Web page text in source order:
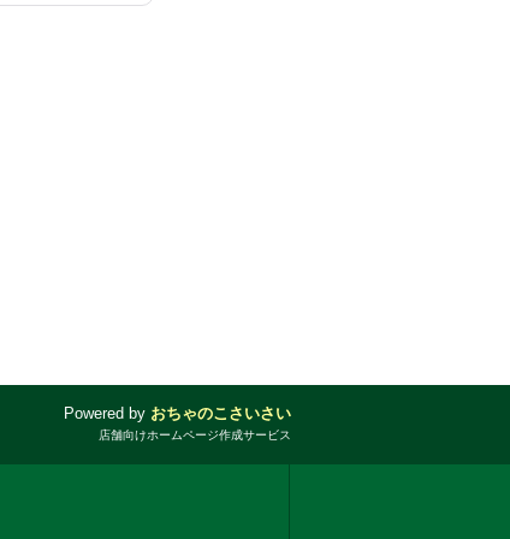
Powered by おちゃのこさいさい
店舗向けホームページ作成サービス